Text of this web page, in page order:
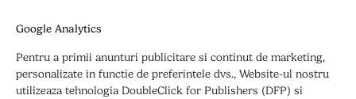
Google Analytics
Pentru a primii anunturi publicitare si continut de marketing,
personalizate in functie de preferintele dvs., Website-ul nostru
utilizeaza tehnologia DoubleClick for Publishers (DFP) si